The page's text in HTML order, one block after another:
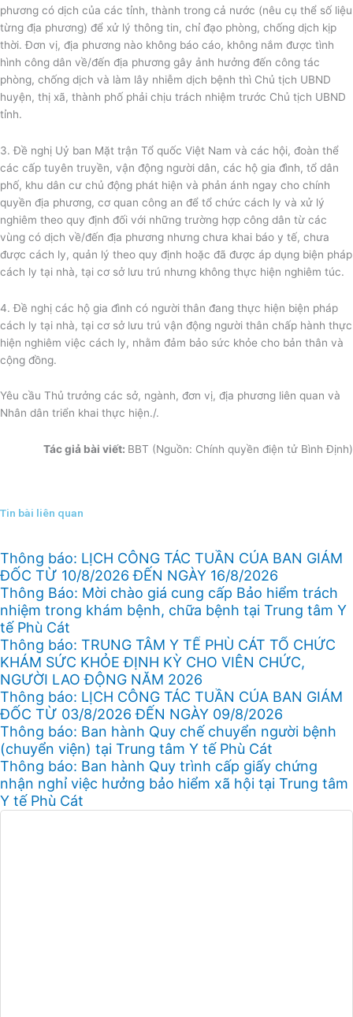
phương có dịch của các tỉnh, thành trong cả nước (nêu cụ thể số liệu
từng địa phương) để xử lý thông tin, chỉ đạo phòng, chống dịch kịp
thời. Đơn vị, địa phương nào không báo cáo, không nắm được tình
hình công dân về/đến địa phương gây ảnh hưởng đến công tác
phòng, chống dịch và làm lây nhiễm dịch bệnh thì Chủ tịch UBND
huyện, thị xã, thành phố phải chịu trách nhiệm trước Chủ tịch UBND
tỉnh.
3. Đề nghị Uỷ ban Mặt trận Tổ quốc Việt Nam và các hội, đoàn thể
các cấp tuyên truyền, vận động người dân, các hộ gia đình, tổ dân
phố, khu dân cư chủ động phát hiện và phản ánh ngay cho chính
quyền địa phương, cơ quan công an để tổ chức cách ly và xử lý
nghiêm theo quy định đối với những trường hợp công dân từ các
vùng có dịch về/đến địa phương nhưng chưa khai báo y tế, chưa
được cách ly, quản lý theo quy định hoặc đã được áp dụng biện pháp
cách ly tại nhà, tại cơ sở lưu trú nhưng không thực hiện nghiêm túc.
4. Đề nghị các hộ gia đình có người thân đang thực hiện biện pháp
cách ly tại nhà, tại cơ sở lưu trú vận động người thân chấp hành thực
hiện nghiêm việc cách ly, nhằm đảm bảo sức khỏe cho bản thân và
cộng đồng.
Yêu cầu Thủ trưởng các sở, ngành, đơn vị, địa phương liên quan và
Nhân dân triển khai thực hiện./.
Tác giả bài viết: BBT (Nguồn: Chính quyền điện tử Bình Định)
Tin bài liên quan
Thông báo: LỊCH CÔNG TÁC TUẦN CỦA BAN GIÁM
ĐỐC TỪ 10/8/2026 ĐẾN NGÀY 16/8/2026
Thông Báo: Mời chào giá cung cấp Bảo hiểm trách
nhiệm trong khám bệnh, chữa bệnh tại Trung tâm Y
tế Phù Cát
Thông báo: TRUNG TÂM Y TẾ PHÙ CÁT TỔ CHỨC
KHÁM SỨC KHỎE ĐỊNH KỲ CHO VIÊN CHỨC,
NGƯỜI LAO ĐỘNG NĂM 2026
Thông báo: LỊCH CÔNG TÁC TUẦN CỦA BAN GIÁM
ĐỐC TỪ 03/8/2026 ĐẾN NGÀY 09/8/2026
Thông báo: Ban hành Quy chế chuyển người bệnh
(chuyển viện) tại Trung tâm Y tế Phù Cát
Thông báo: Ban hành Quy trình cấp giấy chứng
nhận nghỉ việc hưởng bảo hiểm xã hội tại Trung tâm
Y tế Phù Cát